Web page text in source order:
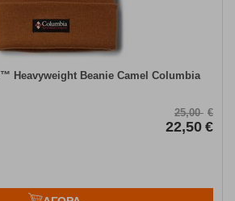
Heavyweight Beanie Camel Columbia
25,00 €
22,50 €